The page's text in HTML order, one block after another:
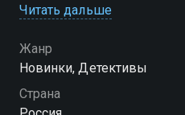
быстро осознает, что в
обязанности майора,
очень влиятельным
стоит устранить ее саму.
бросает вызов
Читать дальше
Жанр
Новинки, Детективы
Страна